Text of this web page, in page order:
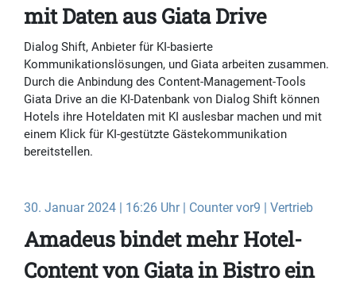
mit Daten aus Giata Drive
Dialog Shift, Anbieter für KI-basierte
Kommunikationslösungen, und Giata arbeiten zusammen.
Durch die Anbindung des Content-Management-Tools
Giata Drive an die KI-Datenbank von Dialog Shift können
Hotels ihre Hoteldaten mit KI auslesbar machen und mit
einem Klick für KI-gestützte Gästekommunikation
bereitstellen.
30. Januar 2024 | 16:26 Uhr | Counter vor9 | Vertrieb
Amadeus bindet mehr Hotel-
Content von Giata in Bistro ein